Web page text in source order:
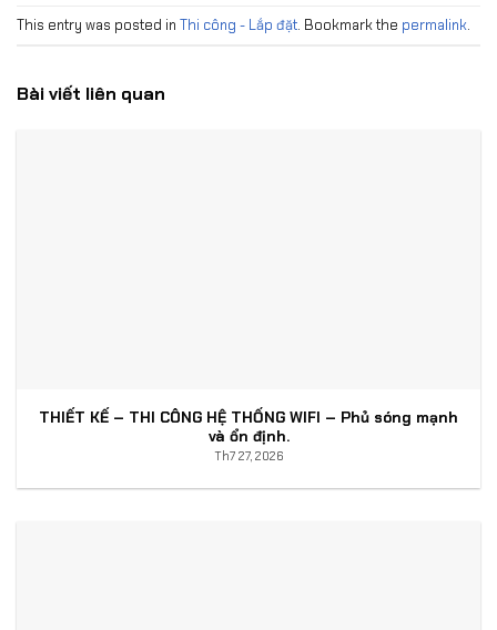
This entry was posted in Thi công - Lắp đặt. Bookmark the permalink.
Bài viết liên quan
THIẾT KẾ – THI CÔNG HỆ THỐNG WIFI – Phủ sóng mạnh
và ổn định.
Th7 27, 2026